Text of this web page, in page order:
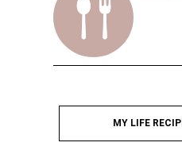
MY LIFE